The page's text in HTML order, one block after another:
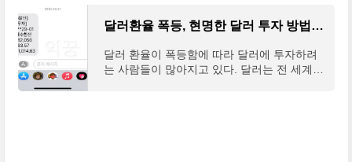
달러환율 폭등, 현명한 달러 투자 방법 3가지
달러 환율이 폭등함에 따라 달러에 투자하려
는 사람들이 많아지고 있다. 달러는 전 세계적